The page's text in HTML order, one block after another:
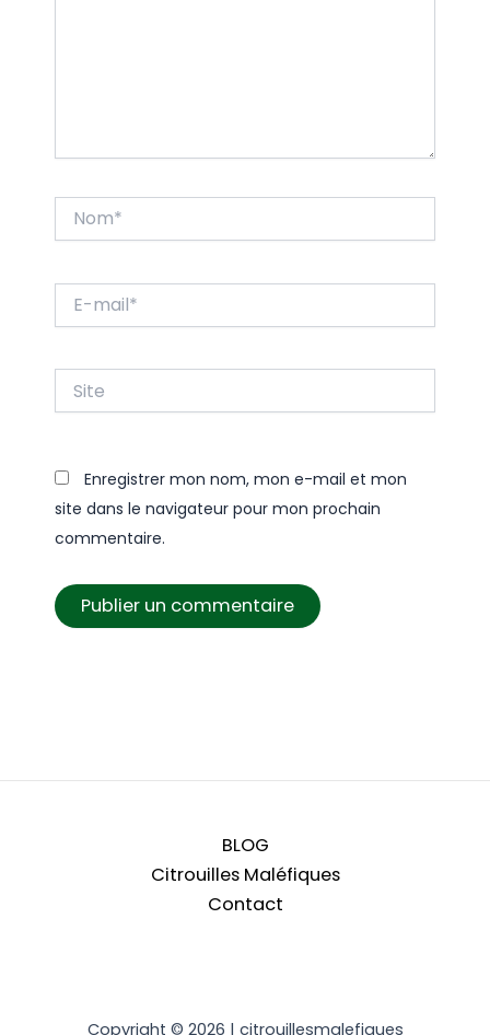
mail*
Enregistrer mon nom, mon e-mail et mon
site dans le navigateur pour mon prochain
commentaire.
BLOG
Citrouilles Maléfiques
Contact
Copyright © 2026 | citrouillesmalefiques